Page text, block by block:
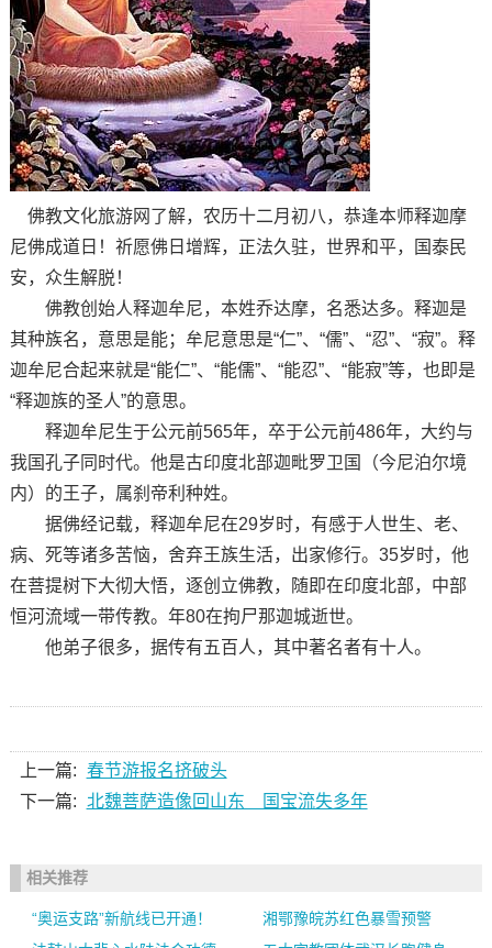
佛教文化旅游网了解，农历十二月初八，恭逢本师释迦摩
尼佛成道日！祈愿佛日增辉，正法久驻，世界和平，国泰民
安，众生解脱！
佛教创始人释迦牟尼，本姓乔达摩，名悉达多。释迦是
其种族名，意思是能；牟尼意思是“仁”、“儒”、“忍”、“寂”。释
迦牟尼合起来就是“能仁”、“能儒”、“能忍”、“能寂”等，也即是
“释迦族的圣人”的意思。
释迦牟尼生于公元前565年，卒于公元前486年，大约与
我国孔子同时代。他是古印度北部迦毗罗卫国（今尼泊尔境
内）的王子，属刹帝利种姓。
据佛经记载，释迦牟尼在29岁时，有感于人世生、老、
病、死等诸多苦恼，舍弃王族生活，出家修行。35岁时，他
在菩提树下大彻大悟，逐创立佛教，随即在印度北部，中部
恒河流域一带传教。年80在拘尸那迦城逝世。
他弟子很多，据传有五百人，其中著名者有十人。
上一篇: 春节游报名挤破头
下一篇: 北魏菩萨造像回山东 国宝流失多年
相关推荐
“奥运支路”新航线已开通！
湘鄂豫皖苏红色暴雪预警